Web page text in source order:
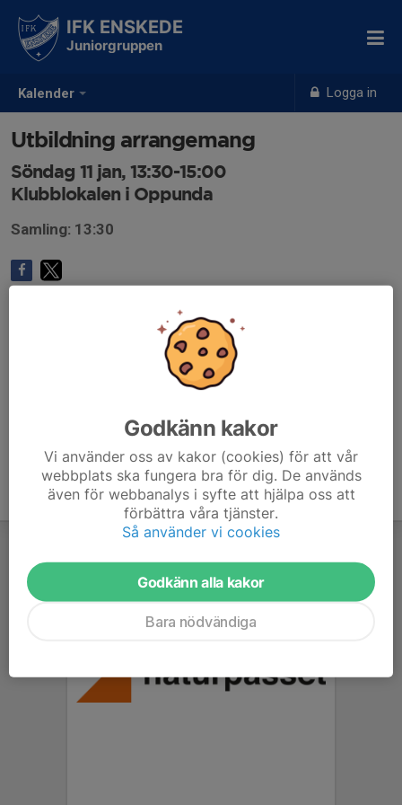
Kalender Logga in
IFK ENSKEDE
Juniorgruppen
Utbildning arrangemang
Söndag 11 jan, 13:30-15:00
Klubblokalen i Oppunda
Samling: 13:30
Godkänn kakor
Vi använder oss av kakor (cookies) för att vår
webbplats ska fungera bra för dig. De används
även för webbanalys i syfte att hjälpa oss att
förbättra våra tjänster.
Så använder vi cookies
Godkänn alla kakor
Bara nödvändiga